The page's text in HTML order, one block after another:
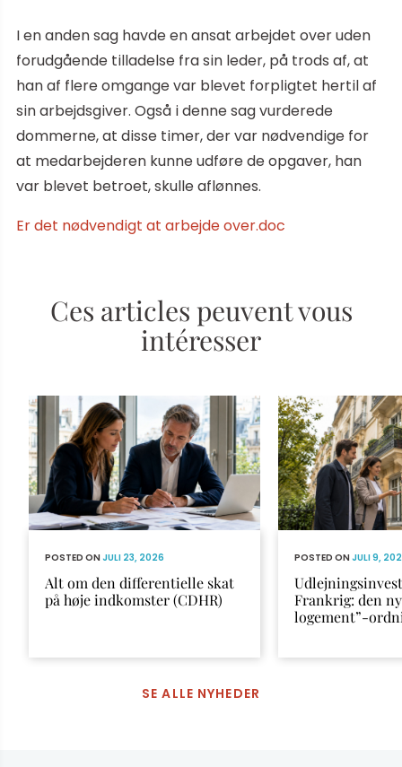
I en anden sag havde en ansat arbejdet over uden
forudgående tilladelse fra sin leder, på trods af, at
han af flere omgange var blevet forpligtet hertil af
sin arbejdsgiver. Også i denne sag vurderede
dommerne, at disse timer, der var nødvendige for
at medarbejderen kunne udføre de opgaver, han
var blevet betroet, skulle aflønnes.
Er det nødvendigt at arbejde over.doc
Ces articles peuvent vous
intéresser
POSTED ONJULI 23, 2026
Alt om den differentielle skat
på høje indkomster (CDHR)
POSTED ONJULI 9,
Frankrig: den
logement”-
SE ALLE NYHEDER